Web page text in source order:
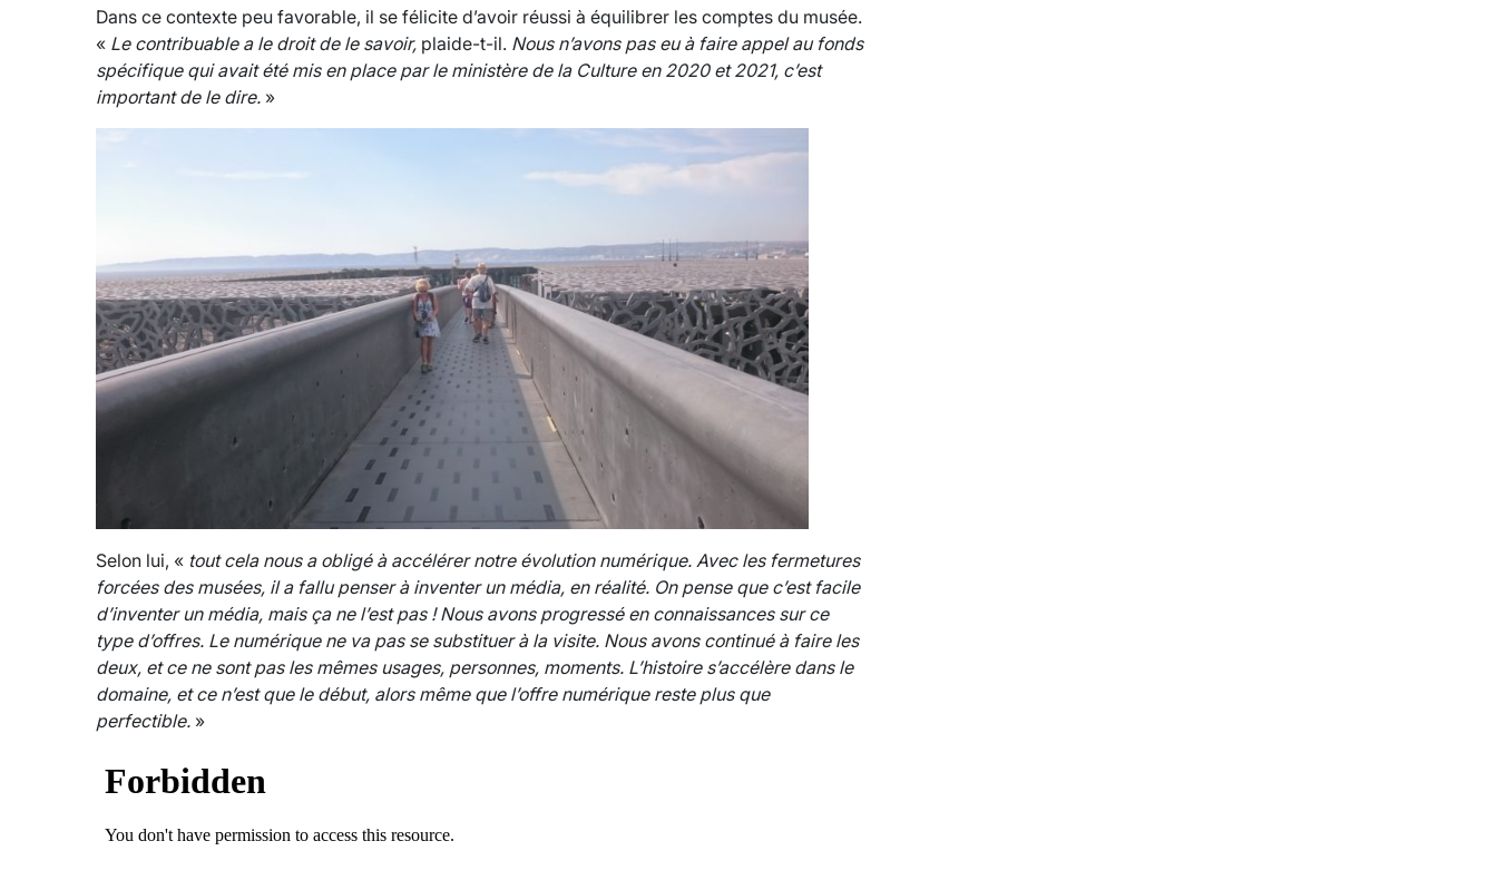
Dans ce contexte peu favorable, il se félicite d’avoir réussi à équilibrer les comptes du musée.
« Le contribuable a le droit de le savoir, plaide-t-il. Nous n’avons pas eu à faire appel au fonds
spécifique qui avait été mis en place par le ministère de la Culture en 2020 et 2021, c’est
important de le dire. »
Selon lui, « tout cela nous a obligé à accélérer notre évolution numérique. Avec les fermetures
forcées des musées, il a fallu penser à inventer un média, en réalité. On pense que c’est facile
d’inventer un média, mais ça ne l’est pas ! Nous avons progressé en connaissances sur ce
type d’offres. Le numérique ne va pas se substituer à la visite. Nous avons continué à faire les
deux, et ce ne sont pas les mêmes usages, personnes, moments. L’histoire s’accélère dans le
domaine, et ce n’est que le début, alors même que l’offre numérique reste plus que
perfectible. »